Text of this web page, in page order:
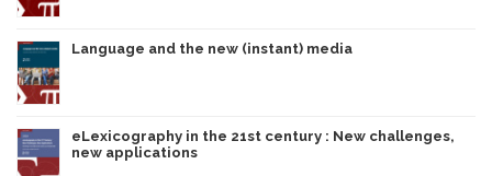
Language and the new (instant) media
eLexicography in the 21st century : New challenges,
new applications